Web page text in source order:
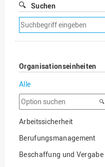
Suchen
Suchfilter
entfernen
Organisationseinheiten
Alle
Option
suchen
Arbeitssicherheit
Berufungsmanagement
Beschaffung und Vergabe